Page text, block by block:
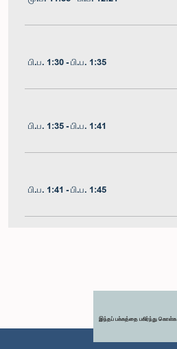
பி.ப. 1:30 - பி.ப. 1:35
பி.ப. 1:35 - பி.ப. 1:41
பி.ப. 1:41 - பி.ப. 1:45
பி.ப. 1:51 - பி.ப. 1:57இந்தப் பக்கத்தை பகிர்ந்து கொள்க